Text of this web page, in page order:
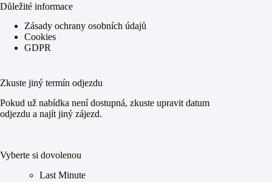
Důležité informace
Zásady ochrany osobních údajů
Cookies
GDPR
Zkuste jiný termín odjezdu
Pokud už nabídka není dostupná, zkuste upravit datum
odjezdu a najít jiný zájezd.
Vyberte si dovolenou
Last Minute